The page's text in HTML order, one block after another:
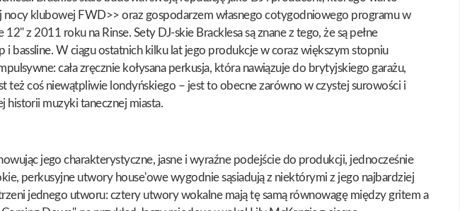
nocy klubowej FWD>> oraz gospodarzem własnego cotygodniowego programu w
z 2011 roku na Rinse. Sety DJ-skie Bracklesa są znane z tego, że są pełne
bassline. W ciągu ostatnich kilku lat jego produkcje w coraz większym stopniu
cała zręcznie kołysana perkusja, która nawiązuje do brytyjskiego garażu,
coś niewątpliwie londyńskiego – jest to obecne zarówno w czystej surowości i
historii muzyki tanecznej miasta.
jego charakterystyczne, jasne i wyraźne podejście do produkcji, jednocześnie
perkusyjne utwory house'owe wygodnie sąsiadują z niektórymi z jego najbardziej
jednego utworu: cztery utwory wokalne mają tę samą równowagę między gritem a